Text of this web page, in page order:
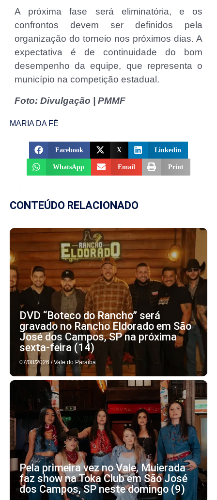
A próxima fase será eliminatória, e os
confrontos devem ser definidos pela
organização do torneio nos próximos dias. A
expectativa é de continuidade do bom
desempenho da equipe, que representa o
município na competição estadual.
Foto: Divulgação | PMMF
MARIA DA FÉ
Facebook X Linkedin
WhatsApp Email Print
CONTEÚDO RELACIONADO
DVD “Boteco do Rancho” será
gravado no Rancho Eldorado em São
José dos Campos, SP na próxima
sexta-feira (14)
07/08/2026 / Vale do Paraíba
Pela primeira vez no Vale, Muierada
faz show na Toka Club em São José
dos Campos, SP neste domingo (9)